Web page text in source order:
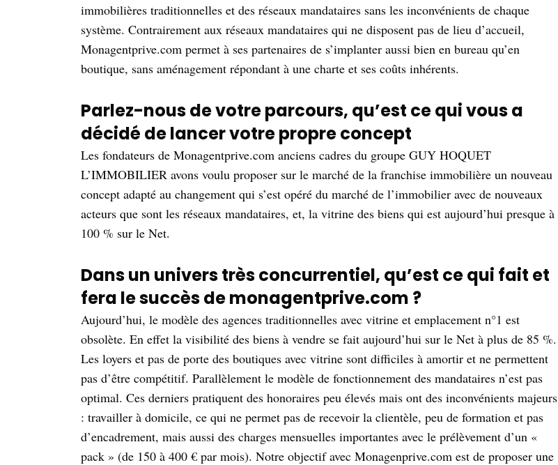
immobilières traditionnelles et des réseaux mandataires sans les inconvénients de chaque
système. Contrairement aux réseaux mandataires qui ne disposent pas de lieu d’accueil,
Monagentprive.com permet à ses partenaires de s’implanter aussi bien en bureau qu’en
boutique, sans aménagement répondant à une charte et ses coûts inhérents.
Parlez-nous de votre parcours, qu’est ce qui vous a
décidé de lancer votre propre concept
Les fondateurs de Monagentprive.com anciens cadres du groupe GUY HOQUET
L’IMMOBILIER avons voulu proposer sur le marché de la franchise immobilière un nouveau
concept adapté au changement qui s’est opéré du marché de l’immobilier avec de nouveaux
acteurs que sont les réseaux mandataires, et, la vitrine des biens qui est aujourd’hui presque à
100 % sur le Net.
Dans un univers très concurrentiel, qu’est ce qui fait et
fera le succès de monagentprive.com ?
Aujourd’hui, le modèle des agences traditionnelles avec vitrine et emplacement n°1 est
obsolète. En effet la visibilité des biens à vendre se fait aujourd’hui sur le Net à plus de 85 %.
Les loyers et pas de porte des boutiques avec vitrine sont difficiles à amortir et ne permettent
pas d’être compétitif. Parallèlement le modèle de fonctionnement des mandataires n’est pas
optimal. Ces derniers pratiquent des honoraires peu élevés mais ont des inconvénients majeurs
: travailler à domicile, ce qui ne permet pas de recevoir la clientèle, peu de formation et pas
d’encadrement, mais aussi des charges mensuelles importantes avec le prélèvement d’un «
pack » (de 150 à 400 € par mois). Notre objectif avec Monagenprive.com est de proposer une